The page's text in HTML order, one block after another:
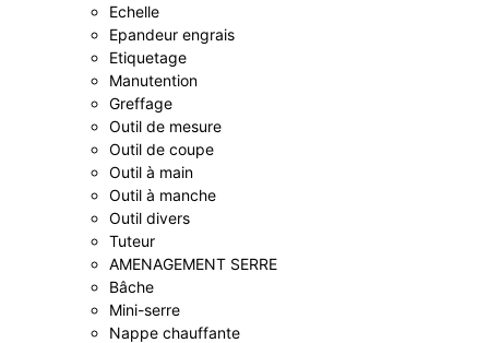
Echelle
Epandeur engrais
Etiquetage
Manutention
Greffage
Outil de mesure
Outil de coupe
Outil à main
Outil à manche
Outil divers
Tuteur
AMENAGEMENT SERRE
Bâche
Mini-serre
Nappe chauffante